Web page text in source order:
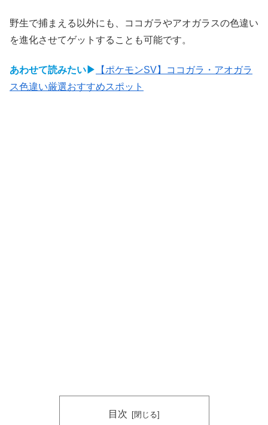
野生で捕まえる以外にも、ココガラやアオガラスの色違い
を進化させてゲットすることも可能です。
あわせて読みたい▶
【ポケモンSV】ココガラ・アオガラ
ス色違い厳選おすすめスポット
目次